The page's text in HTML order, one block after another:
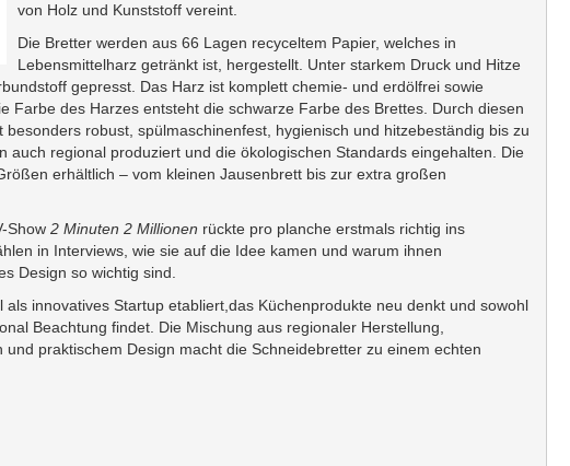
von Holz und Kunststoff vereint.
Die Bretter werden aus 66 Lagen recyceltem Papier, welches in
Lebensmittelharz getränkt ist, hergestellt. Unter starkem Druck und Hitze
gepresst. Das Harz ist komplett chemie- und erdölfrei sowie
Farbe des Harzes entsteht die schwarze Farbe des Brettes. Durch diesen
robust, spülmaschinenfest, hygienisch und hitzebeständig bis zu
auch regional produziert und die ökologischen Standards eingehalten. Die
erhältlich – vom kleinen Jausenbrett bis zur extra großen
Show 2 Minuten 2 Millionen rückte pro planche erstmals richtig ins
in Interviews, wie sie auf die Idee kamen und warum ihnen
Design so wichtig sind.
als innovatives Startup etabliert,das Küchenprodukte neu denkt und sowohl
Beachtung findet. Die Mischung aus regionaler Herstellung,
und praktischem Design macht die Schneidebretter zu einem echten